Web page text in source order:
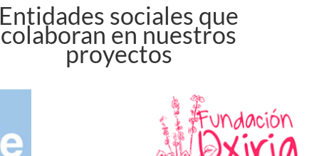
Entidades sociales que
colaboran en nuestros
proyectos